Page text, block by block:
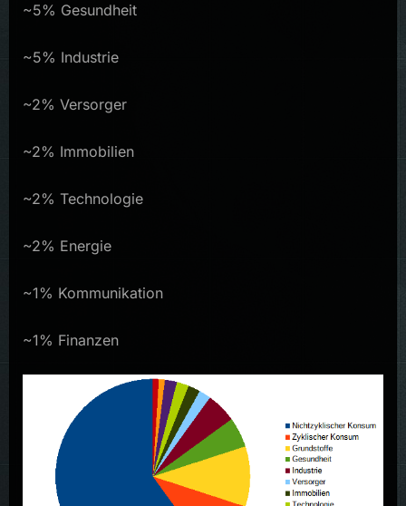
~5% Gesundheit
~5% Industrie
~2% Versorger
~2% Immobilien
~2% Technologie
~2% Energie
~1% Kommunikation
~1% Finanzen